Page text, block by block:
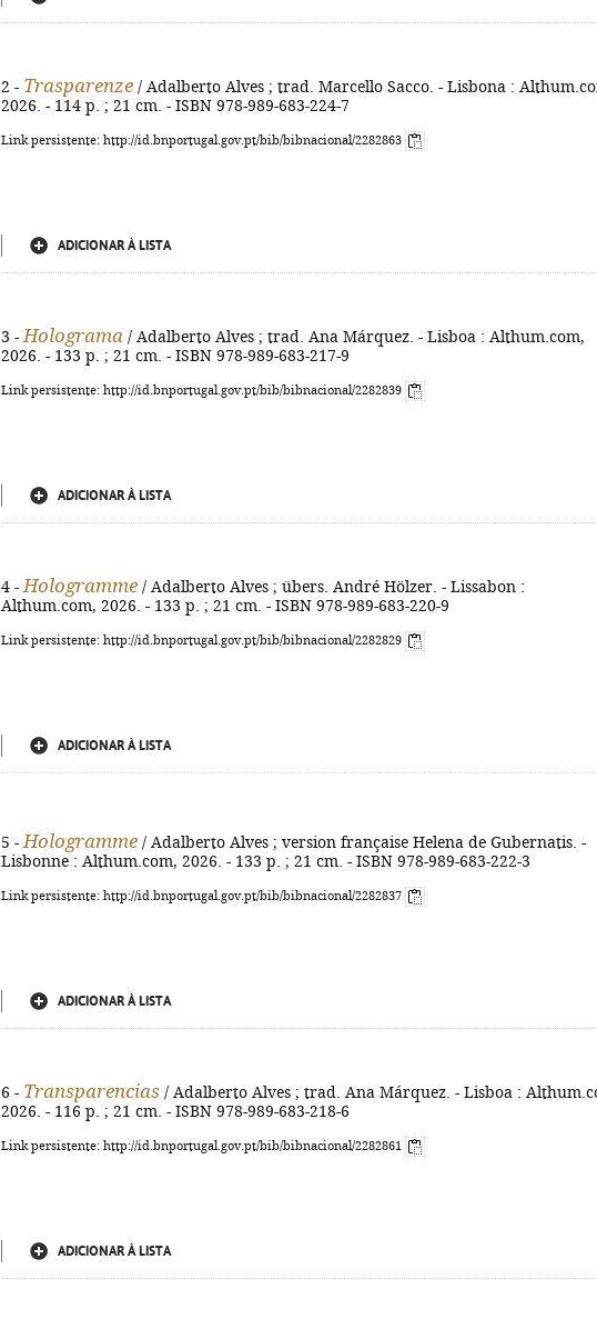
2 - Trasparenze / Adalberto Alves ; trad. Marcello Sacco. - Lisbona :
2026. - 114 p. ; 21 cm. - ISBN 978-989-683-224-7
Link persistente: http://id.bnportugal.gov.pt/bib/bibnacional/2282863
ADICIONAR À LISTA
3 - Holograma / Adalberto Alves ; trad. Ana Márquez. - Lisboa : Althum.com,
2026. - 133 p. ; 21 cm. - ISBN 978-989-683-217-9
Link persistente: http://id.bnportugal.gov.pt/bib/bibnacional/2282839
ADICIONAR À LISTA
4 - Hologramme / Adalberto Alves ; übers. André Hölzer. - Lissabon :
Althum.com, 2026. - 133 p. ; 21 cm. - ISBN 978-989-683-220-9
Link persistente: http://id.bnportugal.gov.pt/bib/bibnacional/2282829
ADICIONAR À LISTA
5 - Hologramme / Adalberto Alves ; version française Helena de Gubernatis. -
Lisbonne : Althum.com, 2026. - 133 p. ; 21 cm. - ISBN 978-989-683-222-3
Link persistente: http://id.bnportugal.gov.pt/bib/bibnacional/2282837
ADICIONAR À LISTA
6 - Transparencias / Adalberto Alves ; trad. Ana Márquez. - Lisboa :
2026. - 116 p. ; 21 cm. - ISBN 978-989-683-218-6
Link persistente: http://id.bnportugal.gov.pt/bib/bibnacional/2282861
ADICIONAR À LISTA